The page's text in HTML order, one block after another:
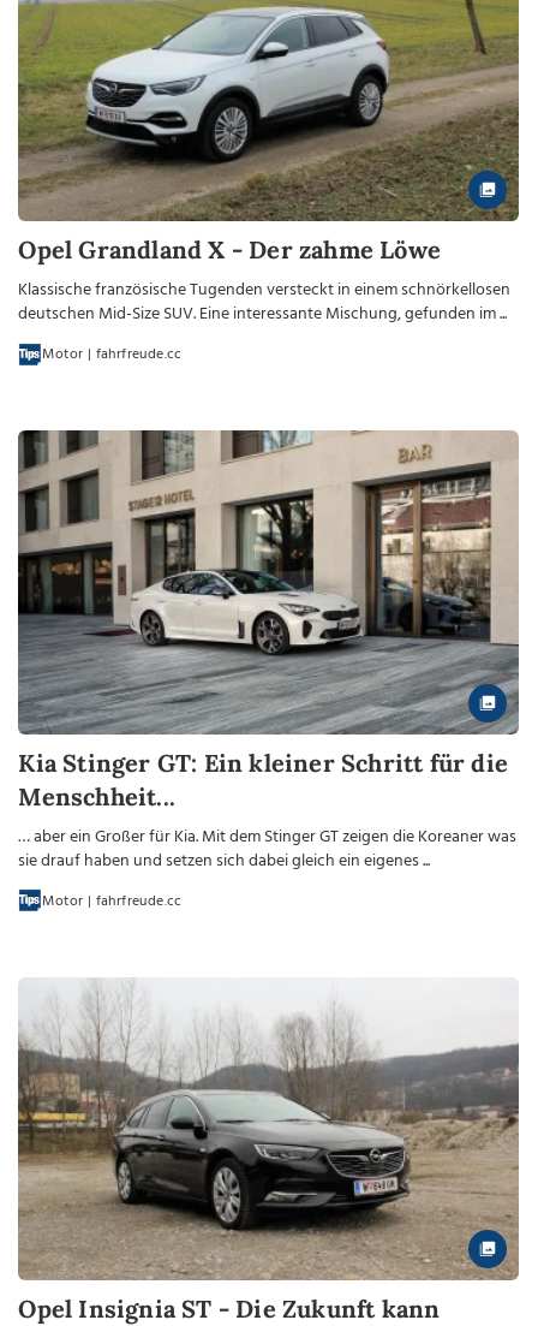
Opel Grandland X - Der zahme Löwe
Klassische französische Tugenden versteckt in einem schnörkellosen
deutschen Mid-Size SUV. Eine interessante Mischung, gefunden im ...
Motor | fahrfreude.cc
Kia Stinger GT: Ein kleiner Schritt für die
Menschheit...
… aber ein Großer für Kia. Mit dem Stinger GT zeigen die Koreaner was
sie drauf haben und setzen sich dabei gleich ein eigenes ...
Motor | fahrfreude.cc
Opel Insignia ST - Die Zukunft kann